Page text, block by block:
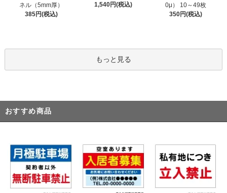
ネル（5mm厚）
385円(税込)
1,540円(税込)
0μ） 10～49枚
350円(税込)
もっと見る
おすすめ商品